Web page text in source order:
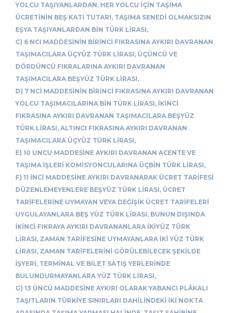
YOLCU TAŞIYANLARDAN, HER YOLCU İÇİN TAŞIMA
ÜCRETİNİN BEŞ KATI TUTARI, TAŞIMA SENEDİ OLMAKSIZIN
EŞYA TAŞIYANLARDAN BİN TÜRK LİRASI,
C) 6 NCI MADDESİNİN BİRİNCİ FIKRASINA AYKIRI DAVRANAN
TAŞIMACILARA ÜÇYÜZ TÜRK LİRASI, ÜÇÜNCÜ VE
DÖRDÜNCÜ FIKRALARINA AYKIRI DAVRANAN
TAŞIMACILARA BEŞYÜZ TÜRK LİRASI,
D) 7 NCİ MADDESİNİN BİRİNCİ FIKRASINA AYKIRI DAVRANAN
YOLCU TAŞIMACILARINA BİN TÜRK LİRASI, İKİNCİ
FIKRASINA AYKIRI DAVRANAN TAŞIMACILARA BEŞYÜZ
TÜRK LİRASI, ALTINCI FIKRASINA AYKIRI DAVRANAN
TAŞIMACILARA ÜÇYÜZ TÜRK LİRASI,
E) 10 UNCU MADDESİNE AYKIRI DAVRANAN ACENTE VE
TAŞIMA İŞLERİ KOMİSYONCULARINA ÜÇBİN TÜRK LİRASI,
F) 11 İNCİ MADDESİNE AYKIRI DAVRANARAK ÜCRET TARİFESİ
DÜZENLEMEYENLERE BEŞYÜZ TÜRK LİRASI, ÜCRET
TARİFELERİNE UYMAYAN VEYA DEĞİŞİK ÜCRET TARİFELERİ
UYGULAYANLARA BEŞ YÜZ TÜRK LİRASI, BUNUN DIŞINDA
İKİNCİ FIKRAYA AYKIRI DAVRANANLARA İKİYÜZ TÜRK
LİRASI, ZAMAN TARİFESİNE UYMAYANLARA İKİ YÜZ TÜRK
LİRASI, ZAMAN TARİFELERİNİ GÖRÜLEBİLECEK ŞEKİLDE
İŞYERİ, TERMİNAL VE BİLET SATIŞ YERLERİNDE
BULUNDURMAYANLARA YÜZ TÜRK LİRASI,
G) 13 ÜNCÜ MADDESİNE AYKIRI OLARAK YABANCI PLÂKALI
TAŞITLARIN TÜRKİYE SINIRLARI DAHİLİNDEKİ İKİ NOKTA